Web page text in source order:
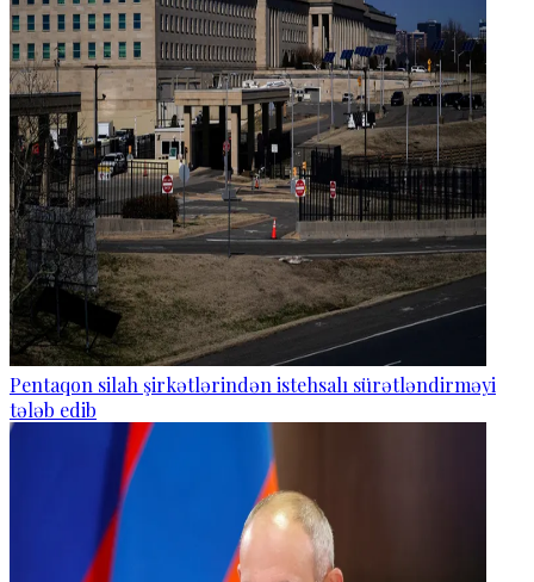
Pentaqon silah şirkətlərindən istehsalı sürətləndirməyi
tələb edib